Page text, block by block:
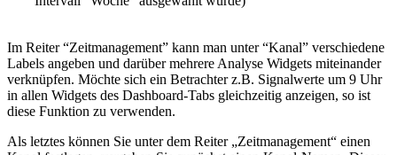
Im Reiter “Zeitmanagement” kann man unter “Kanal” verschiedene
Labels angeben und darüber mehrere Analyse Widgets miteinander
verknüpfen. Möchte sich ein Betrachter z.B. Signalwerte um 9 Uhr
in allen Widgets des Dashboard-Tabs gleichzeitig anzeigen, so ist
diese Funktion zu verwenden.
Als letztes können Sie unter dem Reiter „Zeitmanagement“ einen